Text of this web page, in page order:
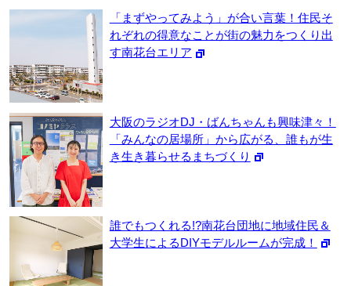
「まずやってみよう」が合い言葉！住民そ
れぞれの得意なことが街の魅力をつくり出
す南花台エリア
大阪のラジオDJ・ばんちゃんも興味津々！
「みんなの居場所」から広がる、誰もが生
き生き暮らせるまちづくり
誰でもつくれる!?南花台団地に地域住民＆
大学生によるDIYモデルルームが完成！